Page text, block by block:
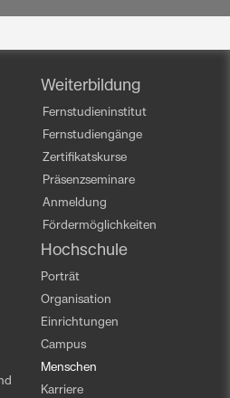
Weiterbildung
Fernstudieninstitut
Fernstudiengänge
Zertifikatskurse
Präsenzseminare
Anmeldung
Fördermöglichkeiten
Hochschule
Porträt
Organisation
Einrichtungen
Campus
Menschen
Karriere